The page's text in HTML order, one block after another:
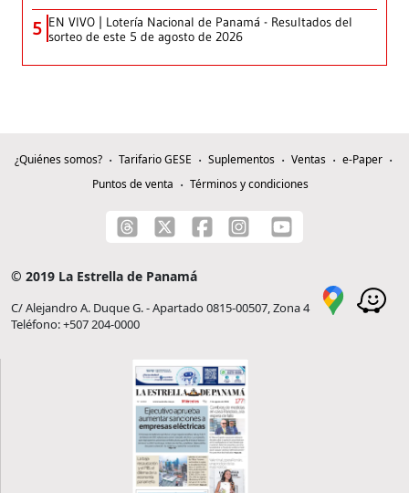
5 EN VIVO | Lotería Nacional de Panamá - Resultados del
sorteo de este 5 de agosto de 2026
¿Quiénes somos? Tarifario GESE Suplementos Ventas
e-Paper
Puntos de venta
Términos y condiciones
© 2019 La Estrella de Panamá
C/ Alejandro A. Duque G. - Apartado 0815-00507, Zona 4
Teléfono: +507 204-0000